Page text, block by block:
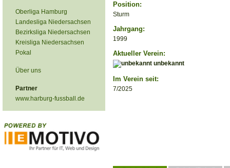
Oberliga Hamburg
Landesliga Niedersachsen
Bezirksliga Niedersachsen
Kreisliga Niedersachsen
Pokal
Über uns
Partner
www.harburg-fussball.de
Position:
Sturm
Jahrgang:
1999
Aktueller Verein:
unbekannt
Im Verein seit:
7/2025